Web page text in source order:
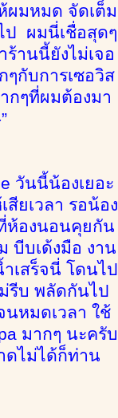
ผมหมด จัดเต็ม
ป ผมนี่เชื่อสุดๆ
ร้านนี้ยังไม่เจอ
กับการเซอวิส
กๆที่ผมต้องมา
วันนี้น้องเยอะ
ยเวลา รอน้อง
ห้องนอนคุยกัน
บีบเด้งมือ งาน
เสร็จนี่ โดนไป
รีบ พลัดกันไป
หมดเวลา ใช้
มากๆ นะครับ
ไม่ได้ก็ท่าน